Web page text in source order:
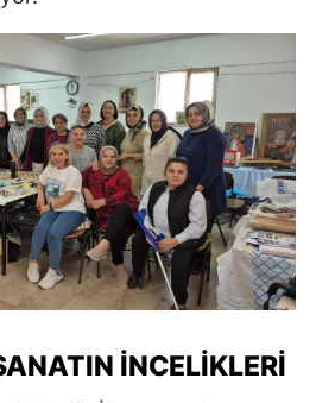
İNCELIKLERI